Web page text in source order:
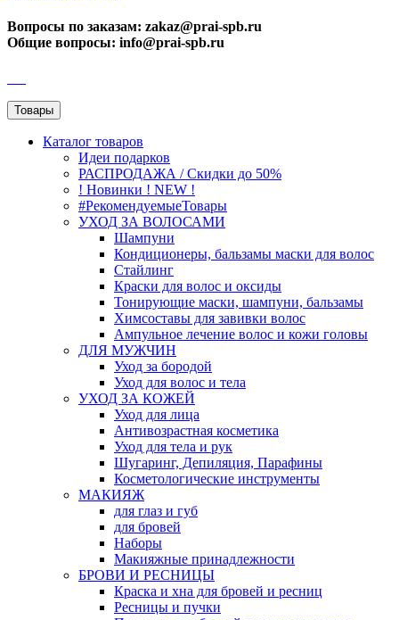
Вопросы по заказам: zakaz@prai-spb.ru
Общие вопросы: info@prai-spb.ru
Товары
Каталог товаров
Идеи подарков
РАСПРОДАЖА / Скидки до 50%
! Новинки ! NEW !
#РекомендуемыеТовары
УХОД ЗА ВОЛОСАМИ
Шампуни
Кондиционеры, бальзамы маски для волос
Стайлинг
Краски для волос и оксиды
Тонирующие маски, шампуни, бальзамы
Химсоставы для завивки волос
Ампульное лечение волос и кожи головы
ДЛЯ МУЖЧИН
Уход за бородой
Уход для волос и тела
УХОД ЗА КОЖЕЙ
Уход для лица
Антивозрастная косметика
Уход для тела и рук
Шугаринг, Депиляция, Парафины
Косметологические инструменты
МАКИЯЖ
для глаз и губ
для бровей
Наборы
Макияжные принадлежности
БРОВИ И РЕСНИЦЫ
Краска и хна для бровей и ресниц
Ресницы и пучки